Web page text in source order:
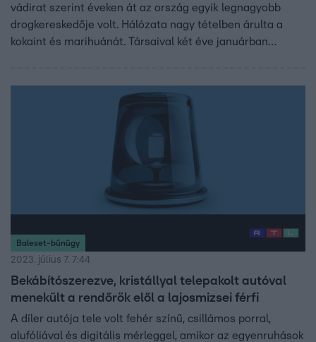
vádirat szerint éveken át az ország egyik legnagyobb
drogkereskedője volt. Hálózata nagy tételben árulta a
kokaint és marihuánát. Társaival két éve januárban
Montenegróba szökött és folytatta a drogkereskedelmet.
2021 szeptemberében a bosnyák rendőrök tűzpárbajban
Baleset-bűnügy
2023. július 7. 7:44
Bekábítószerezve, kristállyal telepakolt autóval
menekült a rendőrök elől a lajosmizsei férfi
A díler autója tele volt fehér színű, csillámos porral,
alufóliával és digitális mérleggel, amikor az egyenruhások